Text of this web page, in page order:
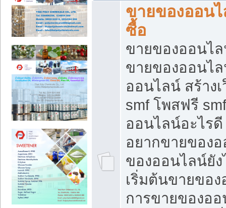
ขายของออน
ซื้อ
ขายของออนไล
ขายของออนไ
ออนไลน์ สร้าง
smf โพสฟรี
ออนไลน์อะไร
อยากขายของ
ของออนไลน์ยั
เริ่มต้นขายของ
การขายของอ